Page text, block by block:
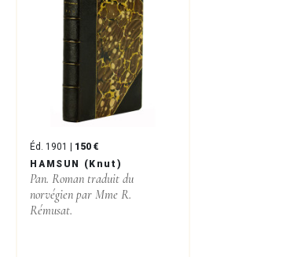
Éd. 1901 | 150 €
HAMSUN (Knut)
Pan. Roman traduit du
norvégien par Mme R.
Rémusat.